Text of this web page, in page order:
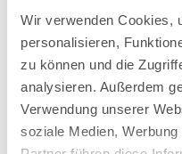
Wir verwenden Cookies,
personalisieren,
zu können und die
analysieren. Außerdem
Verwendung unserer
soziale Medien,
von Pflegebedürftigen,
sich in ihr Schicksal
Prüfungen im
Skurrilitäten.
Schmerztherapeuten